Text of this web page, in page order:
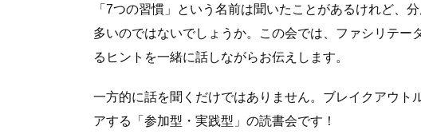
「7つの習慣」という名前は聞いたことがあるけれど
多いのではないでしょうか。この会では、ファシリテー
るヒントを一緒に話しながらお伝えします。
一方的に話を聞くだけではありません。ブレイクアウト
アする「参加型・実践型」の読書会です！